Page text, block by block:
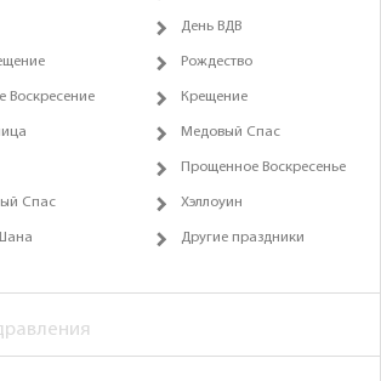
День ВДВ
Рождество
Воскресение Крещение
Медовый Спас
Прощенное Воскресенье
Спас Хэллоуин
Другие праздники